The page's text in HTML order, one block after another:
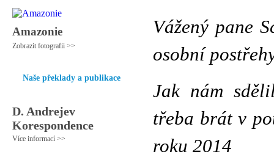
Amazonie
Zobrazit fotografii >>
Naše překlady a publikace
D. Andrejev
Korespondence
Více informací >>
Vážený pane
osobní
Jak nám
třeba brát v
roku 2014